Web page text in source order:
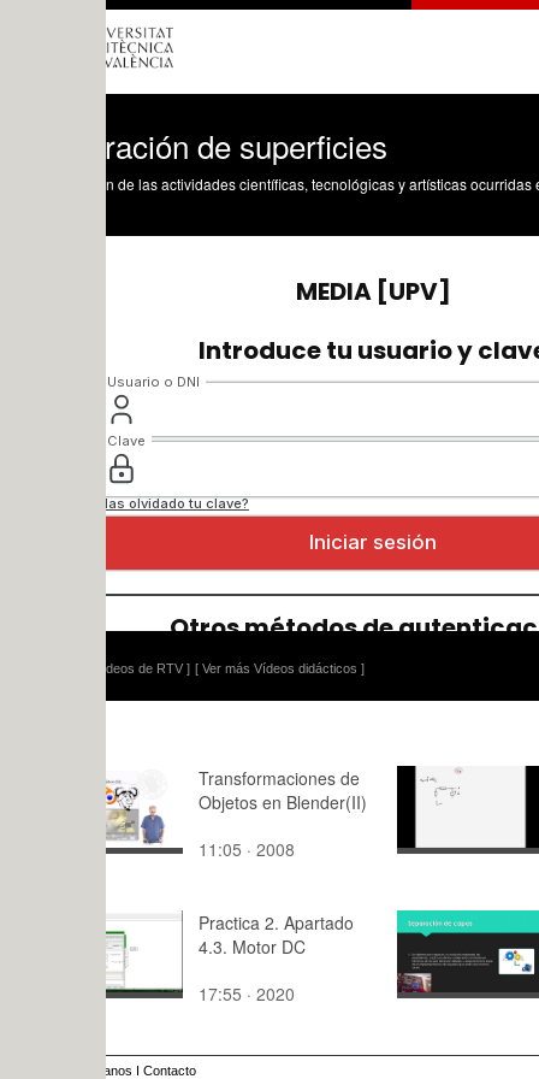
de superficies
de las actividades científicas, tecnológicas y artísticas ocurridas en los tres
[ Ver más Vídeos didácticos ]
Transformaciones de
Objetos en Blender(II)
11:05 · 2008
Teoría de
Lección 6.
circuito
14:03 ·
Practica 2. Apartado
4.3. Motor DC
17:55 · 2020
en la
TarongISW
8:04 · 2021